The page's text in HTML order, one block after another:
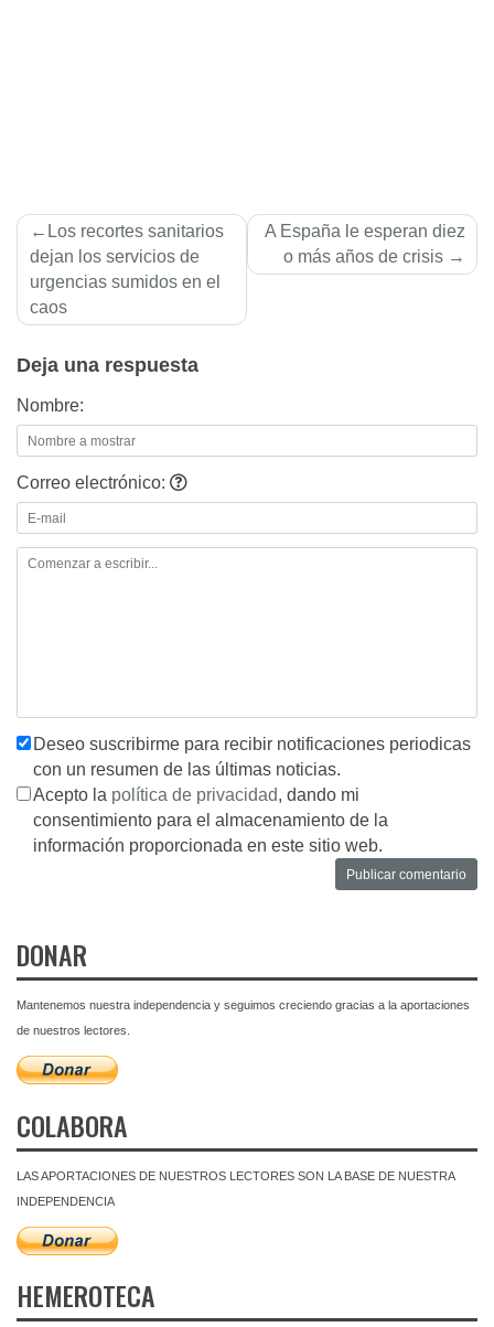
Navegación
de
entradas
Los recortes sanitarios
dejan los servicios de
urgencias sumidos en el
caos
A España le esperan diez
o más años de crisis
Deja una respuesta
Nombre:
Correo electrónico:
Deseo suscribirme para recibir notificaciones periodicas
con un resumen de las últimas noticias.
Acepto la política de privacidad, dando mi
consentimiento para el almacenamiento de la
información proporcionada en este sitio web.
DONAR
Mantenemos nuestra independencia y seguimos creciendo gracias a la aportaciones
de nuestros lectores.
COLABORA
LAS APORTACIONES DE NUESTROS LECTORES SON LA BASE DE NUESTRA
INDEPENDENCIA
HEMEROTECA